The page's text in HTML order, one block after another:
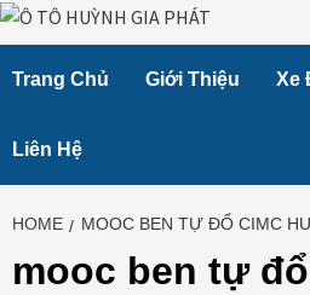
Skip
toTrang Chủ Giới Thiệu Xe
Liên Hệ
HOME MOOC BEN TỰ ĐỔ CIMC
mooc ben tự